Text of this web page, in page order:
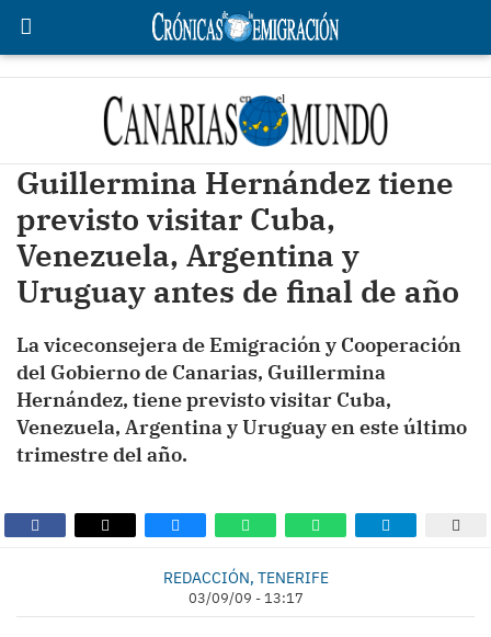
Guillermina Hernández tiene
previsto visitar Cuba,
Venezuela, Argentina y
Uruguay antes de final de año
La viceconsejera de Emigración y Cooperación
del Gobierno de Canarias, Guillermina
Hernández, tiene previsto visitar Cuba,
Venezuela, Argentina y Uruguay en este último
trimestre del año.
REDACCIÓN, TENERIFE
03/09/09 - 13:17